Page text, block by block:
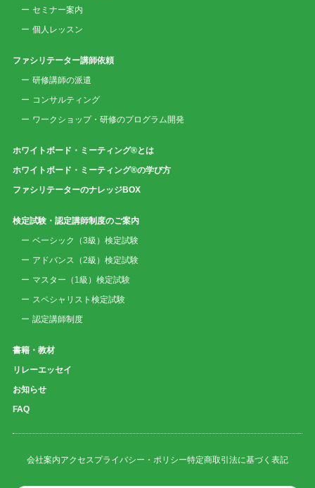
セミナー案内
個人レッスン
ファシリテーター講師依頼
研修講師の派遣
コンサルティング
ワークショップ・研修のプログラム開発
ホワイトボード・ミーティング®とは
ホワイトボード・ミーティング®の学び方
ファシリテーターのナレッジBOX
検定試験・認定講師制度のご案内
ベーシック（3級）検定試験
アドバンス（2級）検定試験
マスター（1級）検定試験
スペシャリスト検定試験
認定講師制度
書籍・教材
リレーエッセイ
お知らせ
FAQ
会社案内アクセス プライバシー・ポリシー特定商取引法に基づく表記